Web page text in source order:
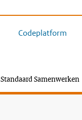
Codeplatform
Standaard Samenwerken